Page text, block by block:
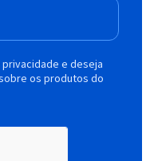
e deseja
os produtos do